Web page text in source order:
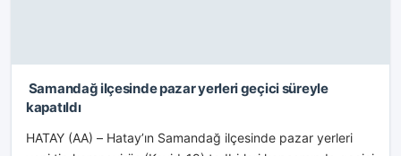
Samandağ ilçesinde pazar yerleri geçici süreyle
kapatıldı
HATAY (AA) – Hatay’ın Samandağ ilçesinde pazar yerleri